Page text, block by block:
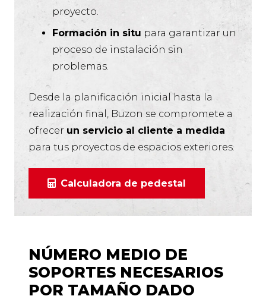
proyecto.
Formación in situ para garantizar un
proceso de instalación sin
problemas.
Desde la planificación inicial hasta la
realización final, Buzon se compromete a
ofrecer un servicio al cliente a medida
para tus proyectos de espacios exteriores.
Calculadora de pedestal
NÚMERO MEDIO DE
SOPORTES NECESARIOS
POR TAMAÑO DADO